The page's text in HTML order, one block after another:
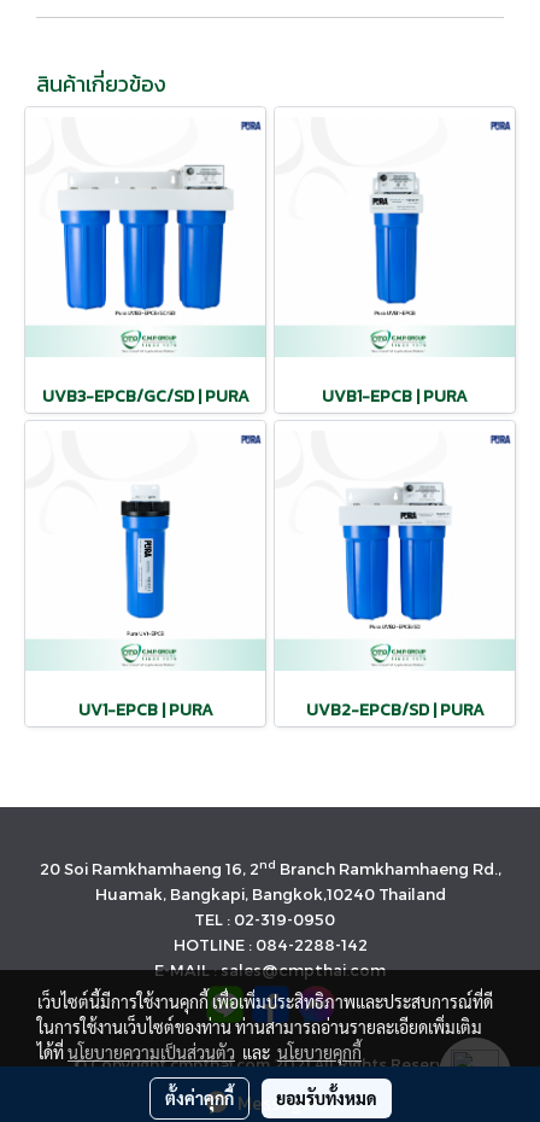
Message Us
สินค้าเกี่ยวข้อง
UVB3-EPCB/GC/SD | PURA UVB1-EPCB | PURA
UV1-EPCB | PURA UVB2-EPCB/SD | PURA
20 Soi Ramkhamhaeng 16, 2nd Branch Ramkhamhaeng Rd.,
Huamak, Bangkapi, Bangkok,10240 Thailand
TEL : 02-319-0950
HOTLINE : 084-2288-142
E-MAIL : sales@cmpthai.com
© Copyright cmpthai.com 2021 All Rights Reserved.
นโยบายคุ้มครองข้อมูลส่วนบุคคล(Privacy Policy)
เว็บไซต์นี้มีการใช้งานคุกกี้ เพื่อเพิ่มประสิทธิภาพและประสบการณ์ที่ดี
ในการใช้งานเว็บไซต์ของท่าน ท่านสามารถอ่านรายละเอียดเพิ่มเติม
ได้ที่นโยบายความเป็นส่วนตัว และ นโยบายคุกกี้
ตั้งค่าคุกกี้ ยอมรับทั้งหมด